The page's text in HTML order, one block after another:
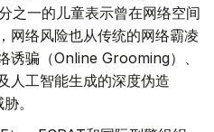
之一的儿童表示曾在网络空间
网络风险也从传统的网络霸凌
诱骗（Online Grooming）、
人工智能生成的深度伪造
。